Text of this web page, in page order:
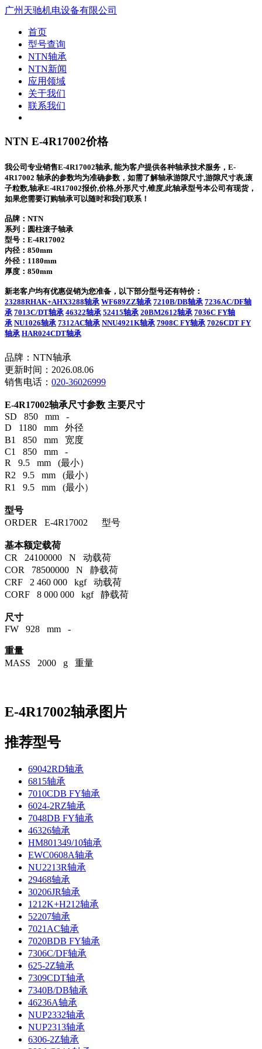
广州天驰机电设备有限公司
首页
型号查询
NTN轴承
NTN新闻
应用领域
关于我们
联系我们
NTN E-4R17002价格
我公司专业销售E-4R17002轴承, 能为客户提供各种轴承技术服务，E-
4R17002 轴承的参数均为准确参数，如需了解轴承游隙尺寸,游隙尺寸表,滚
子粒数,轴承E-4R17002报价,价格,外形尺寸,锥度,此轴承型号本公司有现货，
如果您需要订购轴承可以随时和我们联系！
品牌：NTN
系列：圆柱滚子轴承
型号： E-4R17002
内径：850mm
外径：1180mm
厚度：850mm
新老客户均有优惠促销为您准备，以下部分型号还有特价：
23288RHAK+AHX3288轴承 WF689ZZ轴承 7210B/DB轴承 7236AC/DF轴
承 7013C/DT轴承 46322轴承 52415轴承 20BM2612轴承 7036C FY轴
承 NU1026轴承 7312AC轴承 NNU4921K轴承 7908C FY轴承 7026CDT FY
轴承 HAR024CDT轴承
品牌：NTN轴承
更新时间：2026.08.06
销售电话： 020-36026999
E-4R17002轴承尺寸参数 主要尺寸
SD 850 mm -
D 1180 mm 外径
B1 850 mm 宽度
C1 850 mm -
R 9.5 mm (最小）
R2 9.5 mm (最小）
R1 9.5 mm (最小）
型号
ORDER E-4R17002 型号
基本额定载荷
CR 24100000 N 动载荷
COR 78500000 N 静载荷
CRF 2 460 000 kgf 动载荷
CORF 8 000 000 kgf 静载荷
尺寸
FW 928 mm -
重量
MASS 2000 g 重量
E-4R17002轴承图片
推荐型号
69042RD轴承
6815轴承
7010CDB FY轴承
6024-2RZ轴承
7048DB FY轴承
46326轴承
HM801349/10轴承
EWC0608A轴承
NU2213R轴承
29468轴承
30206JR轴承
1212K+H212轴承
52207轴承
7021AC轴承
7020BDB FY轴承
7306C/DF轴承
625-2Z轴承
7309CDT轴承
7340B/DB轴承
46236A轴承
NUP2332轴承
NUP2313轴承
6306-2Z轴承